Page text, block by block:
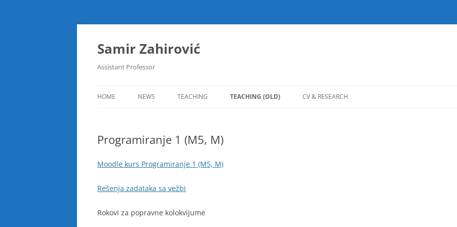
Skip
Samir Zahirović
Assistant Professor
HOME NEWS TEACHING
DISKRETNE STRUKTURE 2 (IT)
LINEARNA ALGEBRA (M5)
PODATAKA (MAP)
TEACHING (OLD) CV & RESEARCH
Programiranje 1 (M5, M)
Moodle kurs Programiranje 1 (M5, M)
Rešenja zadataka sa vežbi
Rokovi za popravne kolokvijume